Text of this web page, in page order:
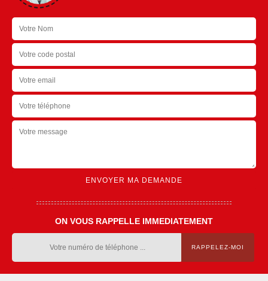
ON VOUS RAPPELLE IMMEDIATEMENT